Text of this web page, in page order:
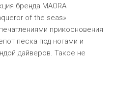
бренда MAORA
of the seas»
прикосновения
песка под ногами и
дайверов. Такое не